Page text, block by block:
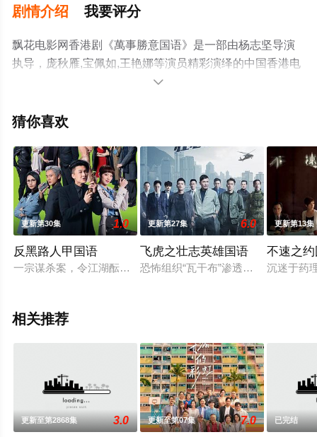
剧情介绍 我要评分
飘花电影网香港剧《萬事勝意国语》是一部由杨志坚导演
执导，庞秋雁,宝佩如,王艳娜等演员精彩演绎的中国香港电
视剧，手机免费观看高清未删减完整版电视剧全集就上飘
至豆瓣电视剧、电视猫或剧情网等平台了解。

猜你喜欢
更新第30集 1.0
反黑路人甲国语
一宗谋杀案，令江湖酝酿大风暴。美籍华裔戏痴张细伦（王浩
更新第27集 6.0
飞虎之壮志英雄国语
恐怖组织“瓦干布”渗透香港，在香港
更新第13集
不速之
沉迷于药
相关推荐
更新至第2868集 3.0 更新至第07集 7.0 已完结